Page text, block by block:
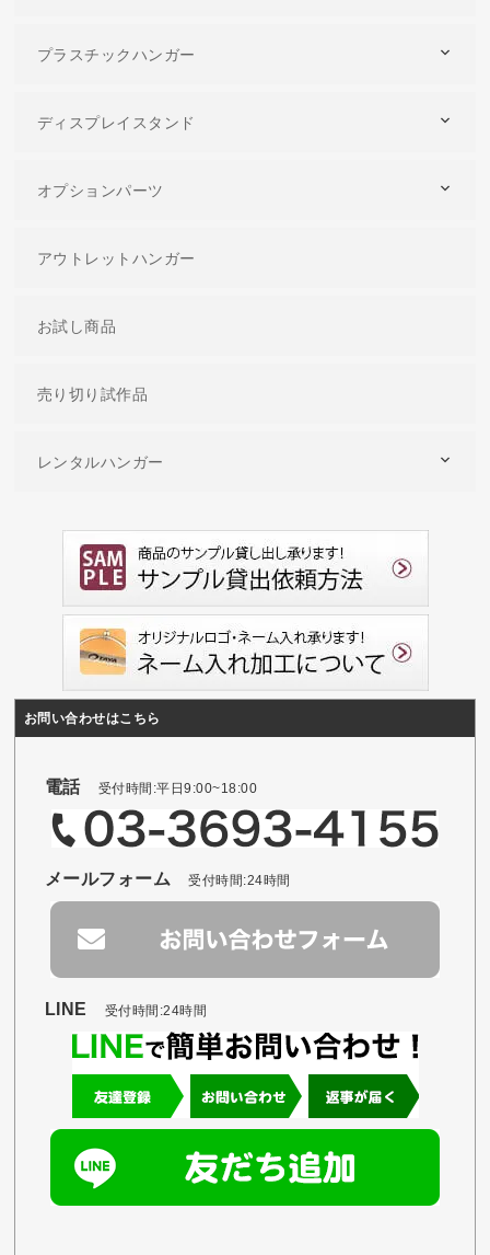
プラスチックハンガー
ディスプレイスタンド
オプションパーツ
アウトレットハンガー
お試し商品
売り切り試作品
レンタルハンガー
お問い合わせはこちら
電話 受付時間:平日9:00~18:00
メールフォーム 受付時間:24時間
LINE 受付時間:24時間